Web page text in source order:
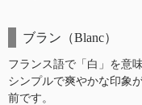
ブラン（Blanc）
フランス語で「白」を意
シンプルで爽やかな印象
前です。